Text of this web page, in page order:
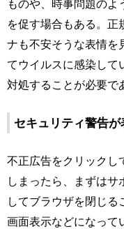
ものや、時事問題のよ
を促す場合もある。正
ナも不安そうな表情を
てウイルスに感染して
対処することが必要で
セキュリティ警告
不正広告をクリックし
しまったら、まずはサ
してブラウザを閉じ
画面表示などになって